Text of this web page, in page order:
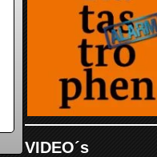
VIDEO´s